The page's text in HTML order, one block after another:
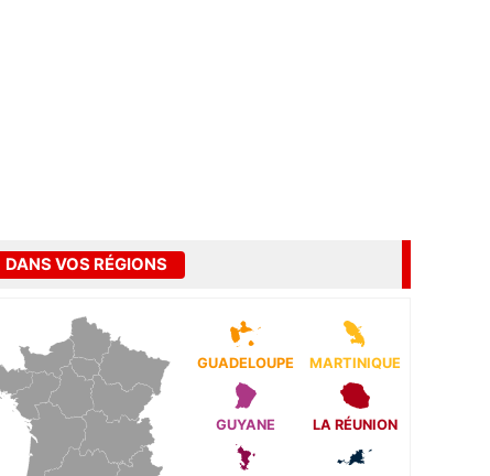
DANS VOS RÉGIONS
GUADELOUPE MARTINIQUE
GUYANE LA RÉUNION